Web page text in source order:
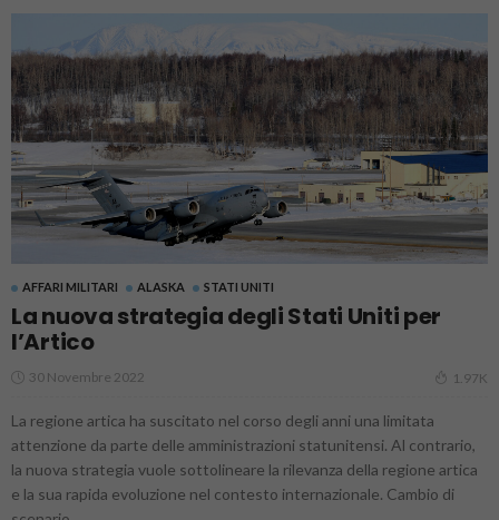
AFFARI MILITARI ALASKA STATI UNITI
La nuova strategia degli Stati Uniti per
l’Artico
30 Novembre 2022 1.97K
La regione artica ha suscitato nel corso degli anni una limitata
attenzione da parte delle amministrazioni statunitensi. Al contrario,
la nuova strategia vuole sottolineare la rilevanza della regione artica
e la sua rapida evoluzione nel contesto internazionale. Cambio di